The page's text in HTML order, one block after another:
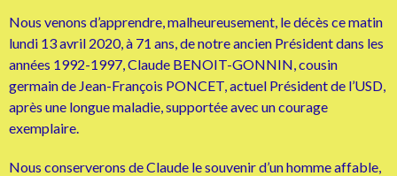
Nous venons d’apprendre, malheureusement, le décès ce matin
lundi 13 avril 2020, à 71 ans, de notre ancien Président dans les
années 1992-1997, Claude BENOIT-GONNIN, cousin
germain de Jean-François PONCET, actuel Président de l’USD,
après une longue maladie, supportée avec un courage
exemplaire.
Nous conserverons de Claude le souvenir d’un homme affable,